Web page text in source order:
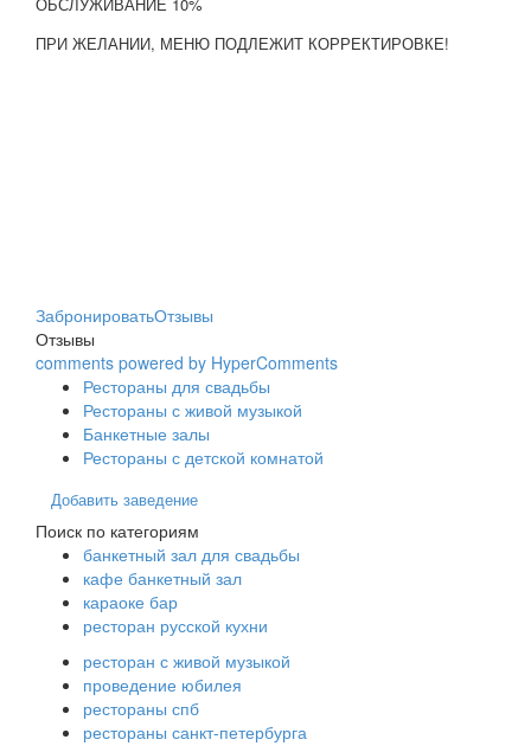
ПРИ ЖЕЛАНИИ, МЕНЮ ПОДЛЕЖИТ КОРРЕКТИРОВКЕ!
ЗабронироватьОтзывы
Отзывы
comments powered by HyperComments
Рестораны для свадьбы
Рестораны с живой музыкой
Банкетные залы
Рестораны с детской комнатой
Добавить заведение
Поиск по категориям
банкетный зал для свадьбы
кафе банкетный зал
караоке бар
ресторан русской кухни
ресторан с живой музыкой
проведение юбилея
рестораны спб
рестораны санкт-петербурга